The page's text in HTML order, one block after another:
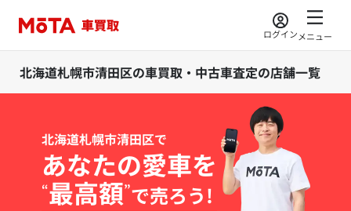
ログインメニュー
北海道札幌市清田区の車買取・中古車査定の店舗一覧
北海道札幌市清田区で
あなたの愛車を
“最高額”で売ろう!